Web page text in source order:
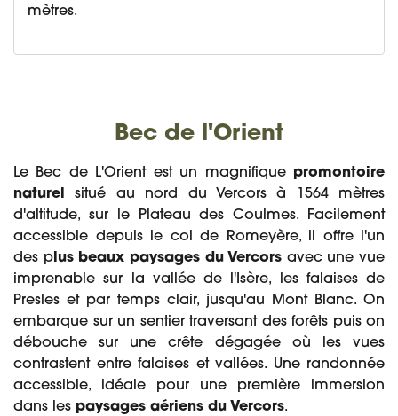
mètres.
Bec de l'Orient
Le Bec de L'Orient est un magnifique promontoire
naturel situé au nord du Vercors à 1564 mètres
d'altitude, sur le Plateau des Coulmes. Facilement
accessible depuis le col de Romeyère, il offre l'un
des plus beaux paysages du Vercors avec une vue
imprenable sur la vallée de l'Isère, les falaises de
Presles et par temps clair, jusqu'au Mont Blanc. On
embarque sur un sentier traversant des forêts puis on
débouche sur une crête dégagée où les vues
contrastent entre falaises et vallées. Une randonnée
accessible, idéale pour une première immersion
dans les paysages aériens du Vercors.